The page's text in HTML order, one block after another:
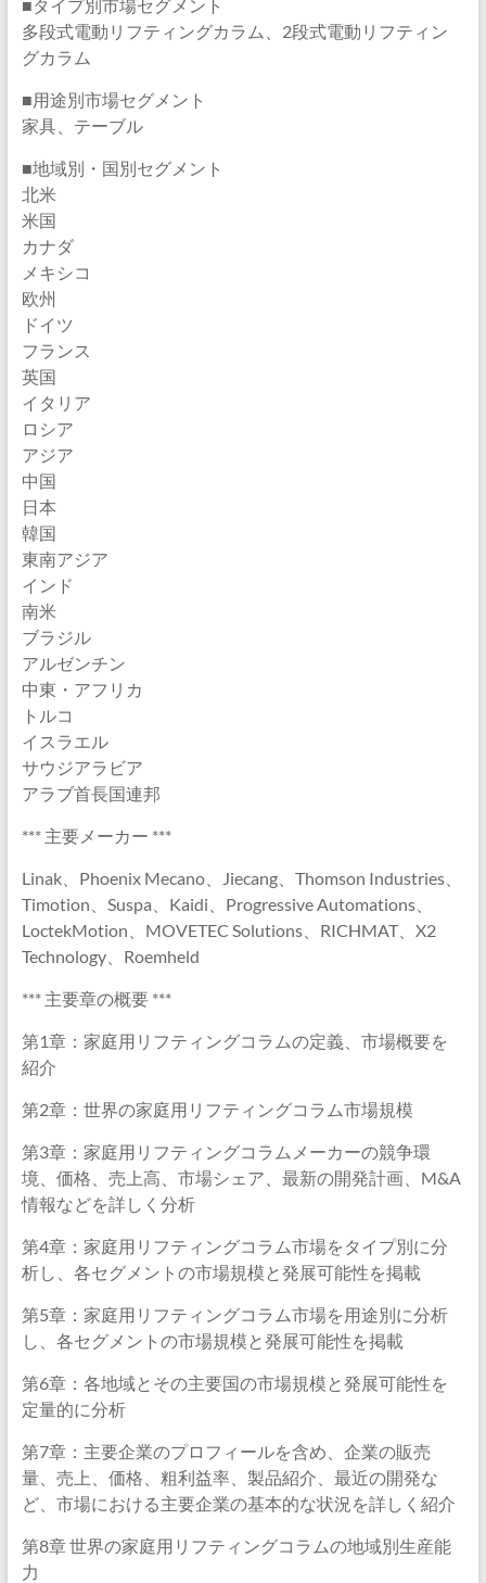
■タイプ別市場セグメント
多段式電動リフティングカラム、2段式電動リフティン
グカラム
■用途別市場セグメント
家具、テーブル
■地域別・国別セグメント
北米
米国
カナダ
メキシコ
欧州
ドイツ
フランス
英国
イタリア
ロシア
アジア
中国
日本
韓国
東南アジア
インド
南米
ブラジル
アルゼンチン
中東・アフリカ
トルコ
イスラエル
サウジアラビア
アラブ首長国連邦
*** 主要メーカー ***
Linak、Phoenix Mecano、Jiecang、Thomson Industries、
Timotion、Suspa、Kaidi、Progressive Automations、
LoctekMotion、MOVETEC Solutions、RICHMAT、X2
Technology、Roemheld
*** 主要章の概要 ***
第1章：家庭用リフティングコラムの定義、市場概要を
紹介
第2章：世界の家庭用リフティングコラム市場規模
第3章：家庭用リフティングコラムメーカーの競争環
境、価格、売上高、市場シェア、最新の開発計画、M&A
情報などを詳しく分析
第4章：家庭用リフティングコラム市場をタイプ別に分
析し、各セグメントの市場規模と発展可能性を掲載
第5章：家庭用リフティングコラム市場を用途別に分析
し、各セグメントの市場規模と発展可能性を掲載
第6章：各地域とその主要国の市場規模と発展可能性を
定量的に分析
第7章：主要企業のプロフィールを含め、企業の販売
量、売上、価格、粗利益率、製品紹介、最近の開発な
ど、市場における主要企業の基本的な状況を詳しく紹介
第8章 世界の家庭用リフティングコラムの地域別生産能
力